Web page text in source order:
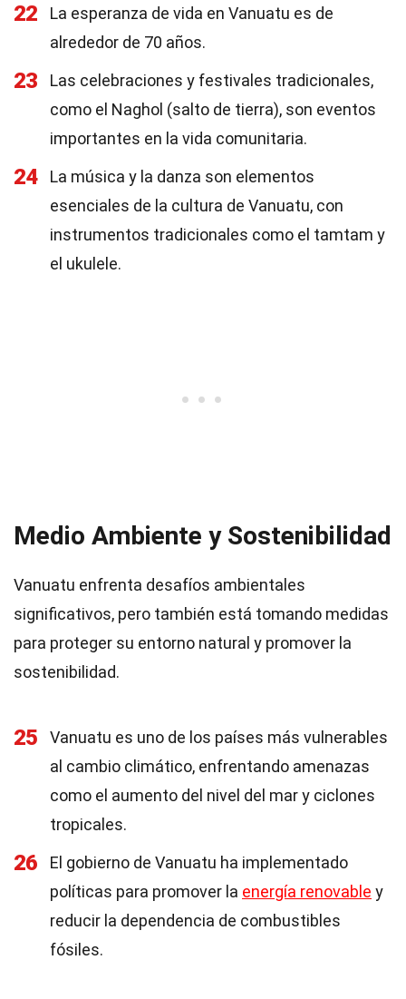
22
La esperanza de vida en Vanuatu es de
alrededor de 70 años.
23
Las celebraciones y festivales tradicionales,
como el Naghol (salto de tierra), son eventos
importantes en la vida comunitaria.
24
La música y la danza son elementos
esenciales de la cultura de Vanuatu, con
instrumentos tradicionales como el tamtam y
el ukulele.
Medio Ambiente y Sostenibilidad
Vanuatu enfrenta desafíos ambientales
significativos, pero también está tomando medidas
para proteger su entorno natural y promover la
sostenibilidad.
25
Vanuatu es uno de los países más vulnerables
al cambio climático, enfrentando amenazas
como el aumento del nivel del mar y ciclones
tropicales.
26
El gobierno de Vanuatu ha implementado
políticas para promover la energía renovable y
reducir la dependencia de combustibles
fósiles.